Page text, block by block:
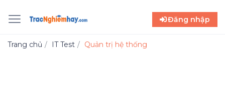
Đăng nhập
Trang chủ IT Test Quản trị hệ thống